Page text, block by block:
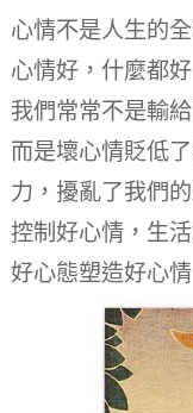
心情不是人生的
心情好，什麼都
我們常常不是輸給
而是壞心情貶低
力，擾亂了我們
控制好心情，生
好心態塑造好心